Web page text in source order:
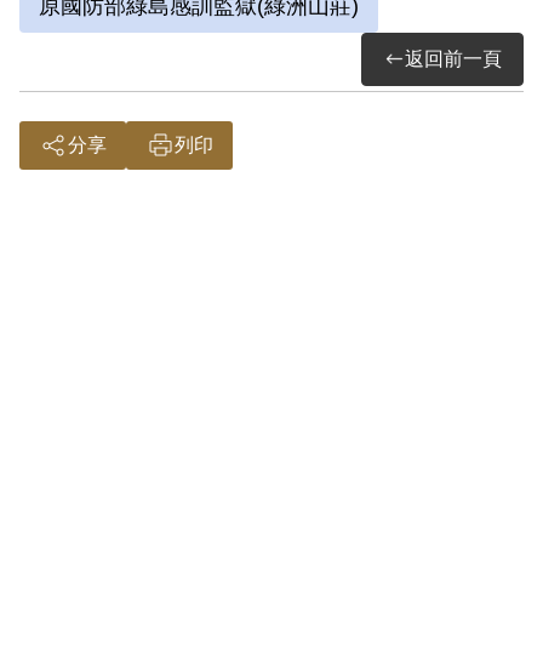
與事實相符，且亦無具體證據認定「山防
隊」係叛亂組織，故認非有實據。
2018年12月經促轉會公告撤銷判決處分。
原國防部綠島感訓監獄(綠洲山莊)
返回前一頁
分享 列印